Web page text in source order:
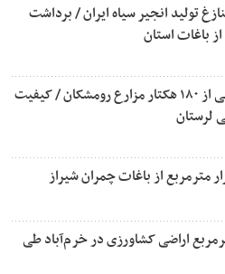
تولید انجیر سیاه ایران / برداشت
آغاز برداشت طالبی از ۱۸۰ هکتار مزارع رومشکان / کیفیت
لرستان
مترمربع از باغات چمران شیراز
۶۷۰۰ مترمربع اراضی کشاورزی در خرم‌آباد طی